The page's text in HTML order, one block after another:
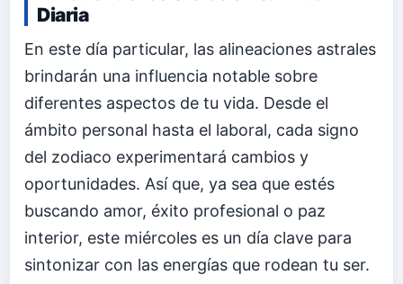
Diaria
En este día particular, las alineaciones astrales
brindarán una influencia notable sobre
diferentes aspectos de tu vida. Desde el
ámbito personal hasta el laboral, cada signo
del zodiaco experimentará cambios y
oportunidades. Así que, ya sea que estés
buscando amor, éxito profesional o paz
interior, este miércoles es un día clave para
sintonizar con las energías que rodean tu ser.